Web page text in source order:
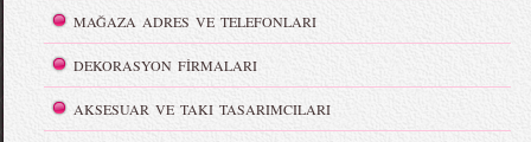
MAĞAZA ADRES VE TELEFONLARI
DEKORASYON FİRMALARI
AKSESUAR VE TAKI TASARIMCILARI